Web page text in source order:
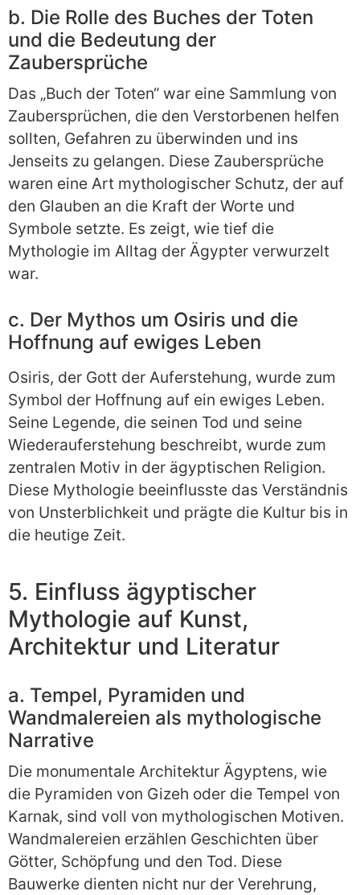
b. Die Rolle des Buches der Toten
und die Bedeutung der
Zaubersprüche
Das „Buch der Toten“ war eine Sammlung von
Zaubersprüchen, die den Verstorbenen helfen
sollten, Gefahren zu überwinden und ins
Jenseits zu gelangen. Diese Zaubersprüche
waren eine Art mythologischer Schutz, der auf
den Glauben an die Kraft der Worte und
Symbole setzte. Es zeigt, wie tief die
Mythologie im Alltag der Ägypter verwurzelt
war.
c. Der Mythos um Osiris und die
Hoffnung auf ewiges Leben
Osiris, der Gott der Auferstehung, wurde zum
Symbol der Hoffnung auf ein ewiges Leben.
Seine Legende, die seinen Tod und seine
Wiederauferstehung beschreibt, wurde zum
zentralen Motiv in der ägyptischen Religion.
Diese Mythologie beeinflusste das Verständnis
von Unsterblichkeit und prägte die Kultur bis in
die heutige Zeit.
5. Einfluss ägyptischer
Mythologie auf Kunst,
Architektur und Literatur
a. Tempel, Pyramiden und
Wandmalereien als mythologische
Narrative
Die monumentale Architektur Ägyptens, wie
die Pyramiden von Gizeh oder die Tempel von
Karnak, sind voll von mythologischen Motiven.
Wandmalereien erzählen Geschichten über
Götter, Schöpfung und den Tod. Diese
Bauwerke dienten nicht nur der Verehrung,